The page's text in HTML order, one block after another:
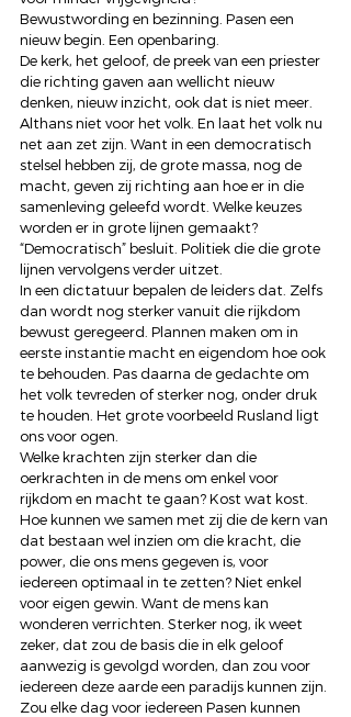
Bewustwording en bezinning. Pasen een
nieuw begin. Een openbaring.
De kerk, het geloof, de preek van een priester
die richting gaven aan wellicht nieuw
denken, nieuw inzicht, ook dat is niet meer.
Althans niet voor het volk. En laat het volk nu
net aan zet zijn. Want in een democratisch
stelsel hebben zij, de grote massa, nog de
macht, geven zij richting aan hoe er in die
samenleving geleefd wordt. Welke keuzes
worden er in grote lijnen gemaakt?
“Democratisch” besluit. Politiek die die grote
lijnen vervolgens verder uitzet.
In een dictatuur bepalen de leiders dat. Zelfs
dan wordt nog sterker vanuit die rijkdom
bewust geregeerd. Plannen maken om in
eerste instantie macht en eigendom hoe ook
te behouden. Pas daarna de gedachte om
het volk tevreden of sterker nog, onder druk
te houden. Het grote voorbeeld Rusland ligt
ons voor ogen.
Welke krachten zijn sterker dan die
oerkrachten in de mens om enkel voor
rijkdom en macht te gaan? Kost wat kost.
Hoe kunnen we samen met zij die de kern van
dat bestaan wel inzien om die kracht, die
power, die ons mens gegeven is, voor
iedereen optimaal in te zetten? Niet enkel
voor eigen gewin. Want de mens kan
wonderen verrichten. Sterker nog, ik weet
zeker, dat zou de basis die in elk geloof
aanwezig is gevolgd worden, dan zou voor
iedereen deze aarde een paradijs kunnen zijn.
Zou elke dag voor iedereen Pasen kunnen